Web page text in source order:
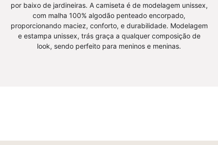
bebê-
minimalista-
estiloso
por baixo de jardineiras. A camiseta é de modelagem unissex,
com malha 100% algodão penteado encorpado,
proporcionando maciez, conforto, e durabilidade. Modelagem
e estampa unissex, trás graça a qualquer composição de
look, sendo perfeito para meninos e meninas.